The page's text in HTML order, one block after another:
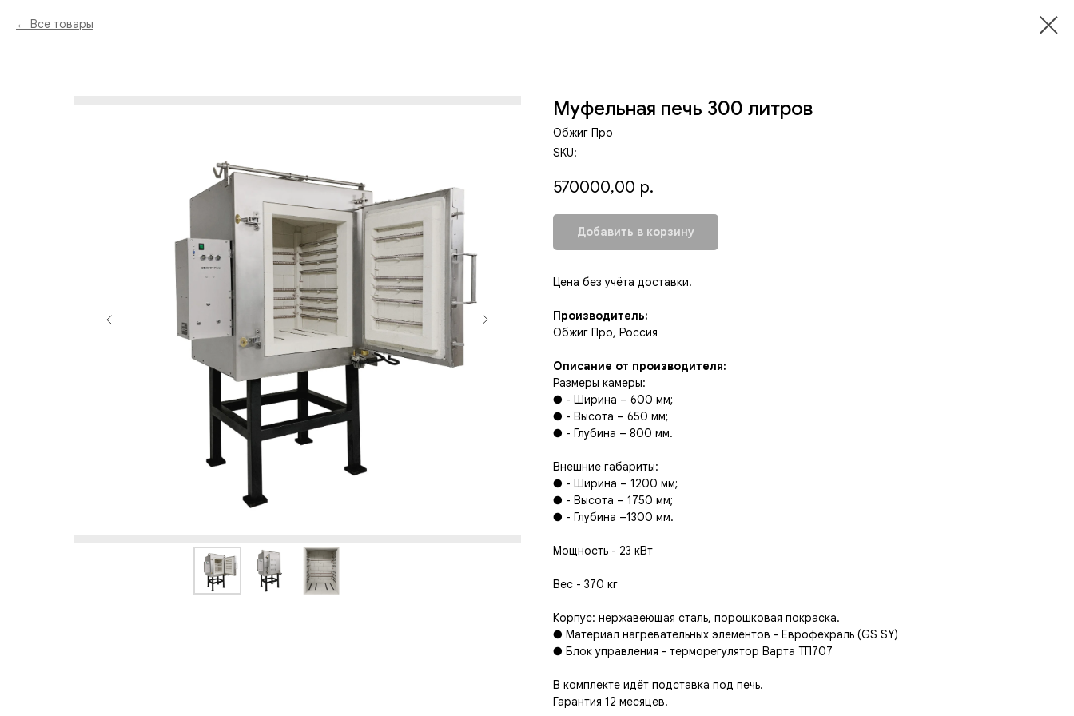
Все товары
Муфельная печь 300 литров
Обжиг Про
SKU:
570000,00 р.
Добавить в корзину
Цена без учёта доставки!
Производитель:
Обжиг Про, Россия
Описание от производителя:
Размеры камеры:
● - Ширина – 600 мм;
● - Высота – 650 мм;
● - Глубина – 800 мм.
Внешние габариты:
● - Ширина – 1200 мм;
● - Высота – 1750 мм;
● - Глубина –1300 мм.
Мощность - 23 кВт
Вес - 370 кг
Корпус: нержавеющая сталь, порошковая покраска.
● Материал нагревательных элементов - Еврофехраль (GS SY)
● Блок управления - терморегулятор Варта ТП707
В комплекте идёт подставка под печь.
Гарантия 12 месяцев.